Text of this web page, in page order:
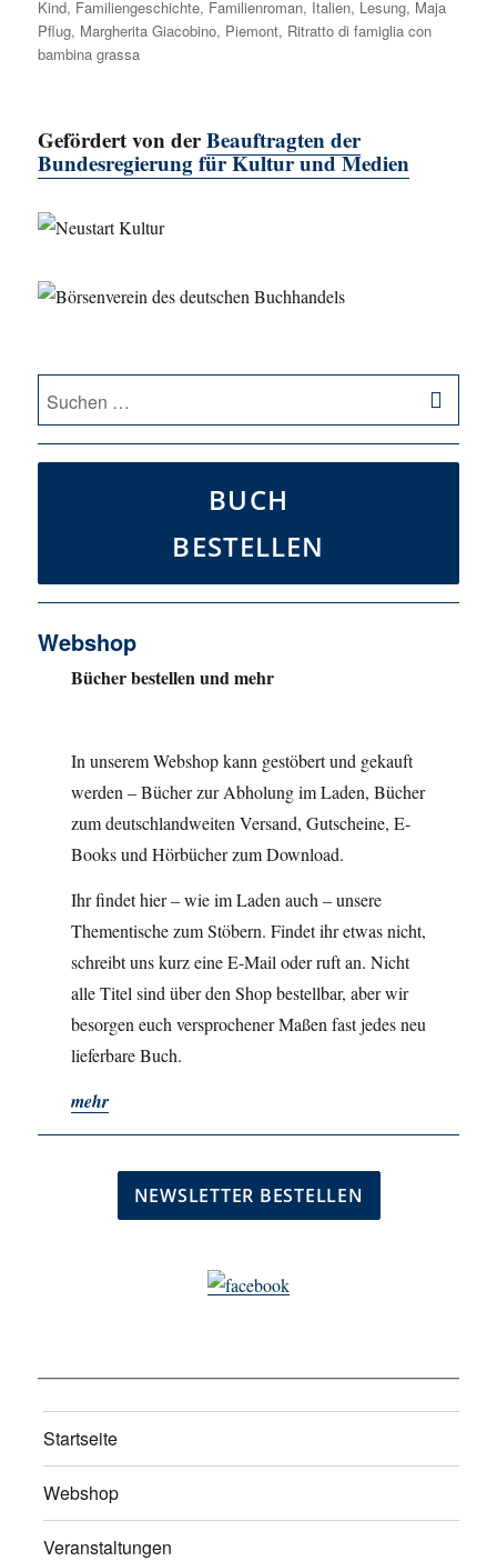
Kind, Familiengeschichte, Familienroman, Italien, Lesung, Maja
Pflug, Margherita Giacobino, Piemont, Ritratto di famiglia con
bambina grassa
Gefördert von derBeauftragten der
Bundesregierung für Kultur und Medien
Suche
nach:
BUCH
BESTELLEN
Webshop
Bücher bestellen und mehr
In unserem Webshop kann gestöbert und gekauft
werden – Bücher zur Abholung im Laden, Bücher
zum deutschlandweiten Versand, Gutscheine, E-
Books und Hörbücher zum Download.
Ihr findet hier – wie im Laden auch – unsere
Thementische zum Stöbern. Findet ihr etwas nicht,
schreibt uns kurz eine E-Mail oder ruft an. Nicht
alle Titel sind über den Shop bestellbar, aber wir
besorgen euch versprochener Maßen fast jedes neu
lieferbare Buch.
mehr
Startseite
Webshop
Veranstaltungen